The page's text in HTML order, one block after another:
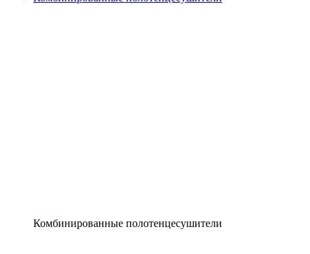
Комбинированные полотенцесушители